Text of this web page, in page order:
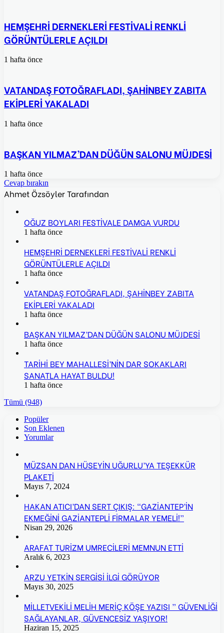
HEMŞEHRİ DERNEKLERİ FESTİVALİ RENKLİ
GÖRÜNTÜLERLE AÇILDI
1 hafta önce
VATANDAŞ FOTOĞRAFLADI, ŞAHİNBEY ZABITA
EKİPLERİ YAKALADI
1 hafta önce
BAŞKAN YILMAZ’DAN DÜĞÜN SALONU MÜJDESİ
1 hafta önce
Cevap bırakın
Ahmet Özsöyler Tarafından
OĞUZ BOYLARI FESTİVALE DAMGA VURDU
1 hafta önce
HEMŞEHRİ DERNEKLERİ FESTİVALİ RENKLİ
GÖRÜNTÜLERLE AÇILDI
1 hafta önce
VATANDAŞ FOTOĞRAFLADI, ŞAHİNBEY ZABITA
EKİPLERİ YAKALADI
1 hafta önce
BAŞKAN YILMAZ’DAN DÜĞÜN SALONU MÜJDESİ
1 hafta önce
TARİHİ BEY MAHALLESİ’NİN DAR SOKAKLARI
SANATLA HAYAT BULDU!
1 hafta önce
Tümü (948)
Popüler
Son Eklenen
Yorumlar
MÜZSAN DAN HÜSEYİN UĞURLU’YA TEŞEKKÜR
PLAKETİ
Mayıs 7, 2024
HAKAN ATICI’DAN SERT ÇIKIŞ: “GAZİANTEP’İN
EKMEĞİNİ GAZİANTEPLİ FİRMALAR YEMELİ!”
Nisan 29, 2026
ARAFAT TURİZM UMRECİLERİ MEMNUN ETTİ
Aralık 6, 2023
ARZU YETKİN SERGİSİ İLGİ GÖRÜYOR
Mayıs 30, 2025
MİLLETVEKİLİ MELİH MERİÇ KÖŞE YAZISI ” GÜVENLİĞİ
SAĞLAYANLAR, GÜVENCESİZ YAŞIYOR!
Haziran 15, 2025